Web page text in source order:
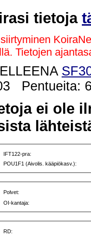
tietoja
Tietojen
ei ole
IFT122-pra:
POU1F1 (Aivolis. kääpiökasv.):
Polvet:
OI-kantaja:
RD: